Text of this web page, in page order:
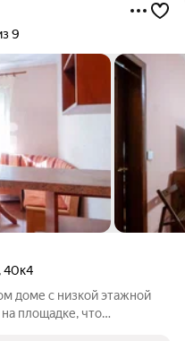
9
,40к4
доме с низкой этажной